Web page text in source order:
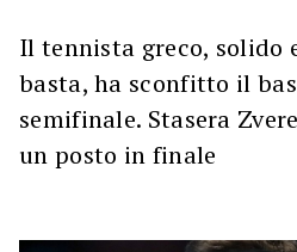
Il tennista greco, solido
basta, ha sconfitto il
semifinale. Stasera
un posto in finale